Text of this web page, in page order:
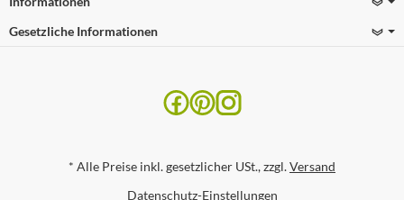
Gesetzliche Informationen
* Alle Preise inkl. gesetzlicher USt., zzgl.Versand
Datenschutz-Einstellungen